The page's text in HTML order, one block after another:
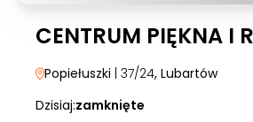
CENTRUM PIĘKNA I
Popiełuszki | 37/24, Lubartów
Dzisiaj:zamknięte